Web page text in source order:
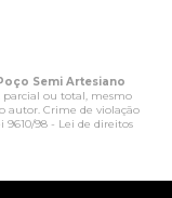
Semi Artesiano
parcial ou total, mesmo
autor. Crime de violação
9610/98 - Lei de direitos